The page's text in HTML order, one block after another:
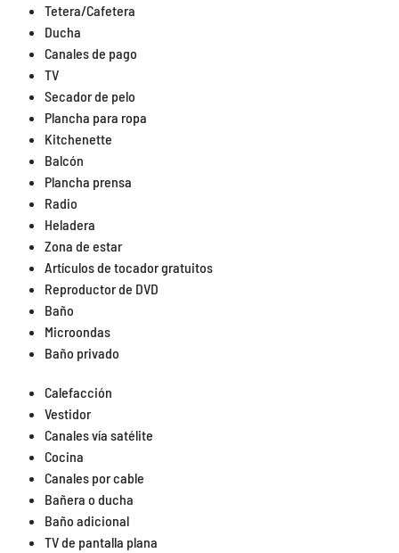
Tetera/Cafetera
Ducha
Canales de pago
TV
Secador de pelo
Plancha para ropa
Kitchenette
Balcón
Plancha prensa
Radio
Heladera
Zona de estar
Artículos de tocador gratuitos
Reproductor de DVD
Baño
Microondas
Baño privado
Calefacción
Vestidor
Canales vía satélite
Cocina
Canales por cable
Bañera o ducha
Baño adicional
TV de pantalla plana